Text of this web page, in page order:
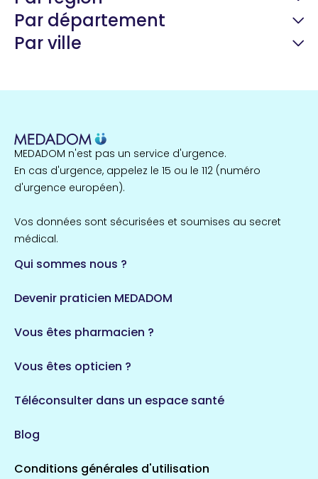
Île-de-France
857 espaces de santé
124 espaces de santé
Auvergne-Rhône-Alpes
720 espaces de santé
Par département
Côtes-d'Armor
Maine-et-Loire
Loiret
Par ville
1 espaces de santé
1 espaces de santé
MEDADOM n'est pas un service d'urgence.
En cas d'urgence, appelez le 15 ou le 112 (numéro
d'urgence européen).
Vos données sont sécurisées et soumises au secret
médical.
Qui sommes nous ?
Devenir praticien MEDADOM
Vous êtes pharmacien ?
Vous êtes opticien ?
Téléconsulter dans un espace santé
Blog
Conditions générales d'utilisation